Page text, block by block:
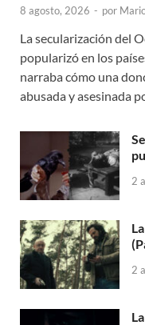
8 agosto, 2026 - por
La secularización del
popularizó en los
narraba cómo una
abusada y asesinada
2
2